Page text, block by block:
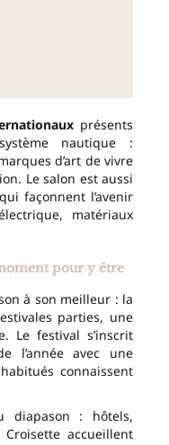
présents
nautique :
d’art de vivre
Le salon est aussi
façonnent l’avenir
matériaux
pour y être
à son meilleur : la
parties, une
Le festival s’inscrit
l’année avec une
connaissent
diapason : hôtels,
accueillent